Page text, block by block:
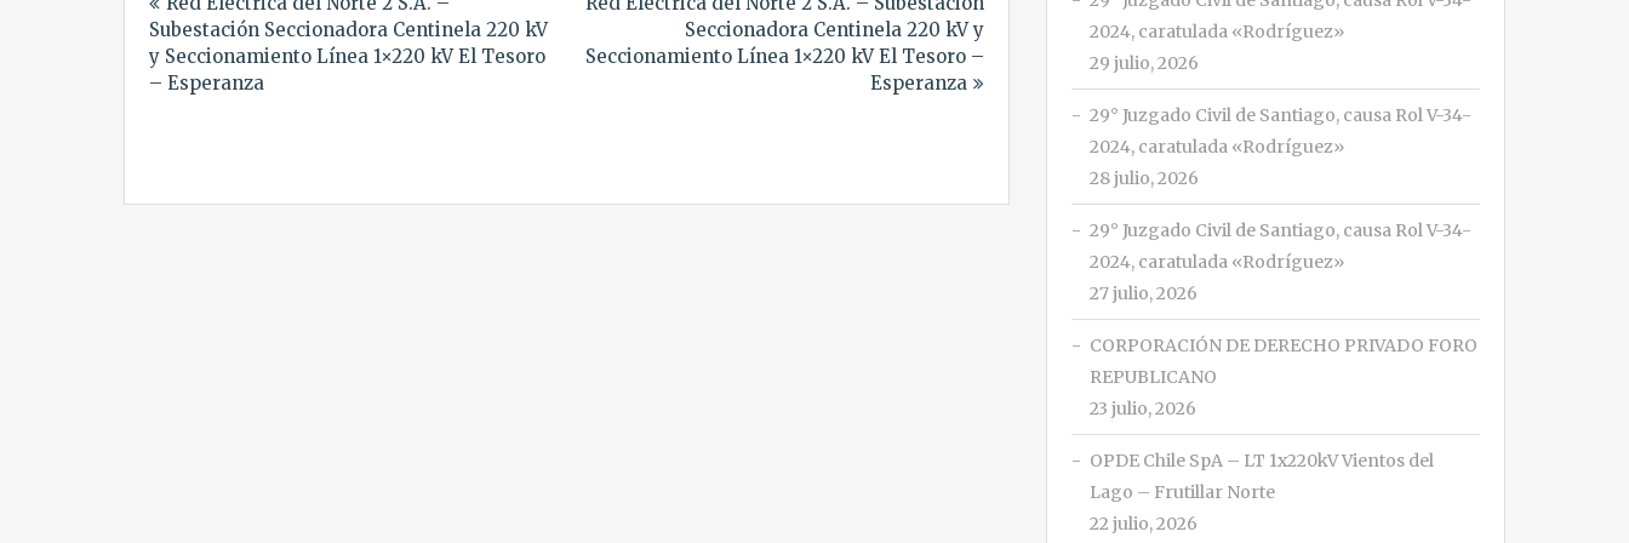
de
entradas
Subestación Seccionadora Centinela 220 kV
y Seccionamiento Línea 1×220 kV El Tesoro
– Esperanza
Seccionadora Centinela 220 kV y
Seccionamiento Línea 1×220 kV El Tesoro –
Esperanza
2024, caratulada «Rodríguez»
29 julio, 2026
29° Juzgado Civil de Santiago, causa Rol V-34-
2024, caratulada «Rodríguez»
28 julio, 2026
29° Juzgado Civil de Santiago, causa Rol V-34-
2024, caratulada «Rodríguez»
27 julio, 2026
CORPORACIÓN DE DERECHO PRIVADO FORO
REPUBLICANO
23 julio, 2026
OPDE Chile SpA – LT 1x220kV Vientos del
Lago – Frutillar Norte
22 julio, 2026